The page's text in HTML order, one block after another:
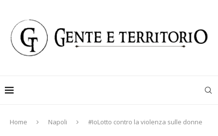
Home Napoli #IoLotto contro la violenza sulle donne